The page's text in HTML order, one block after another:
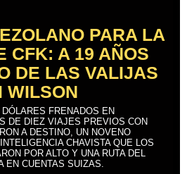
PARA LA
CFK: A 19 AÑOS
DE LAS VALIJAS
WILSON
FRENADOS EN
DE DIEZ VIAJES PREVIOS CON
A DESTINO, UN NOVENO
CHAVISTA QUE LOS
POR ALTO Y UNA RUTA DEL
EN CUENTAS SUIZAS.